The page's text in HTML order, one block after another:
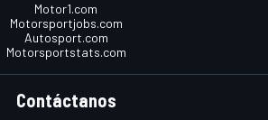
Motor1.com
Motorsportjobs.com
Autosport.com
Motorsportstats.com
Contáctanos